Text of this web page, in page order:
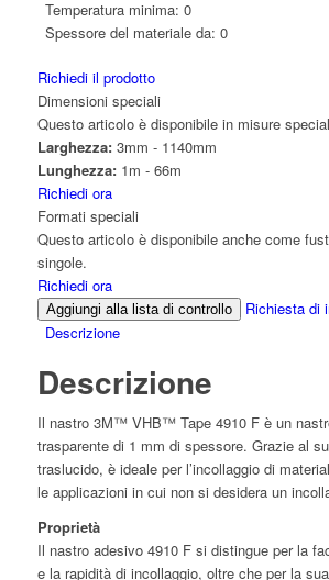
Temperatura minima: 0
Spessore del materiale da: 0
Richiedi il prodotto
Dimensioni speciali
Questo articolo è disponibile in misure
Larghezza:3mm - 1140mm
Lunghezza:1m - 66m
Richiedi ora
Formati speciali
Questo articolo è disponibile anche come
singole.
Richiedi ora
Aggiungi alla lista di controllo
Richiesta di
Descrizione
Descrizione
Il nastro 3M™ VHB™ Tape 4910 F è un
trasparente di 1 mm di spessore. Grazie al
traslucido, è ideale per l’incollaggio di
le applicazioni in cui non si desidera un
Proprietà
Il nastro adesivo 4910 F si distingue per la
e la rapidità di incollaggio, oltre che per la